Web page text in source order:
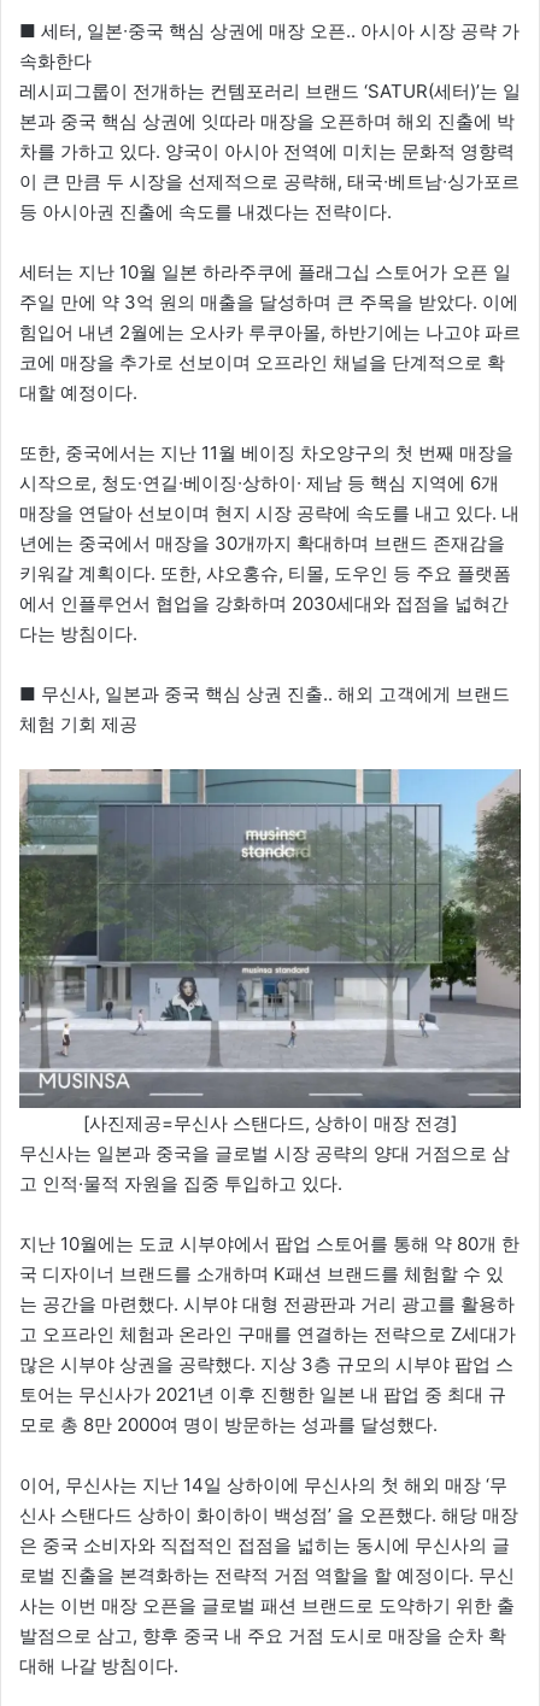
■ 세터, 일본∙중국 핵심 상권에 매장 오픈.. 아시아 시장 공략 가
속화한다
레시피그룹이 전개하는 컨템포러리 브랜드 ‘SATUR(세터)’는 일
본과 중국 핵심 상권에 잇따라 매장을 오픈하며 해외 진출에 박
차를 가하고 있다. 양국이 아시아 전역에 미치는 문화적 영향력
이 큰 만큼 두 시장을 선제적으로 공략해, 태국∙베트남∙싱가포르
등 아시아권 진출에 속도를 내겠다는 전략이다.
세터는 지난 10월 일본 하라주쿠에 플래그십 스토어가 오픈 일
주일 만에 약 3억 원의 매출을 달성하며 큰 주목을 받았다. 이에
힘입어 내년 2월에는 오사카 루쿠아몰, 하반기에는 나고야 파르
코에 매장을 추가로 선보이며 오프라인 채널을 단계적으로 확
대할 예정이다.
또한, 중국에서는 지난 11월 베이징 차오양구의 첫 번째 매장을
시작으로, 청도∙연길∙베이징∙상하이∙ 제남 등 핵심 지역에 6개
매장을 연달아 선보이며 현지 시장 공략에 속도를 내고 있다. 내
년에는 중국에서 매장을 30개까지 확대하며 브랜드 존재감을
키워갈 계획이다. 또한, 샤오홍슈, 티몰, 도우인 등 주요 플랫폼
에서 인플루언서 협업을 강화하며 2030세대와 접점을 넓혀간
다는 방침이다.
■ 무신사, 일본과 중국 핵심 상권 진출.. 해외 고객에게 브랜드
체험 기회 제공
[사진제공=무신사 스탠다드, 상하이 매장 전경]
무신사는 일본과 중국을 글로벌 시장 공략의 양대 거점으로 삼
고 인적·물적 자원을 집중 투입하고 있다.
지난 10월에는 도쿄 시부야에서 팝업 스토어를 통해 약 80개 한
국 디자이너 브랜드를 소개하며 K패션 브랜드를 체험할 수 있
는 공간을 마련했다. 시부야 대형 전광판과 거리 광고를 활용하
고 오프라인 체험과 온라인 구매를 연결하는 전략으로 Z세대가
많은 시부야 상권을 공략했다. 지상 3층 규모의 시부야 팝업 스
토어는 무신사가 2021년 이후 진행한 일본 내 팝업 중 최대 규
모로 총 8만 2000여 명이 방문하는 성과를 달성했다.
이어, 무신사는 지난 14일 상하이에 무신사의 첫 해외 매장 ‘무
신사 스탠다드 상하이 화이하이 백성점’ 을 오픈했다. 해당 매장
은 중국 소비자와 직접적인 접점을 넓히는 동시에 무신사의 글
로벌 진출을 본격화하는 전략적 거점 역할을 할 예정이다. 무신
사는 이번 매장 오픈을 글로벌 패션 브랜드로 도약하기 위한 출
발점으로 삼고, 향후 중국 내 주요 거점 도시로 매장을 순차 확
대해 나갈 방침이다.